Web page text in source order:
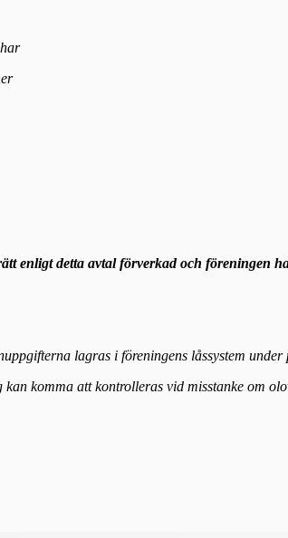
enligt detta avtal förverkad och föreningen
lagras i föreningens låssystem
komma att kontrolleras vid misstanke om